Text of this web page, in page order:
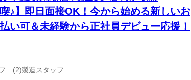
喫♪】即日面接OK！今から始める新しいお
い可＆未経験から正社員デビュー応援！
(2)製造スタッフ